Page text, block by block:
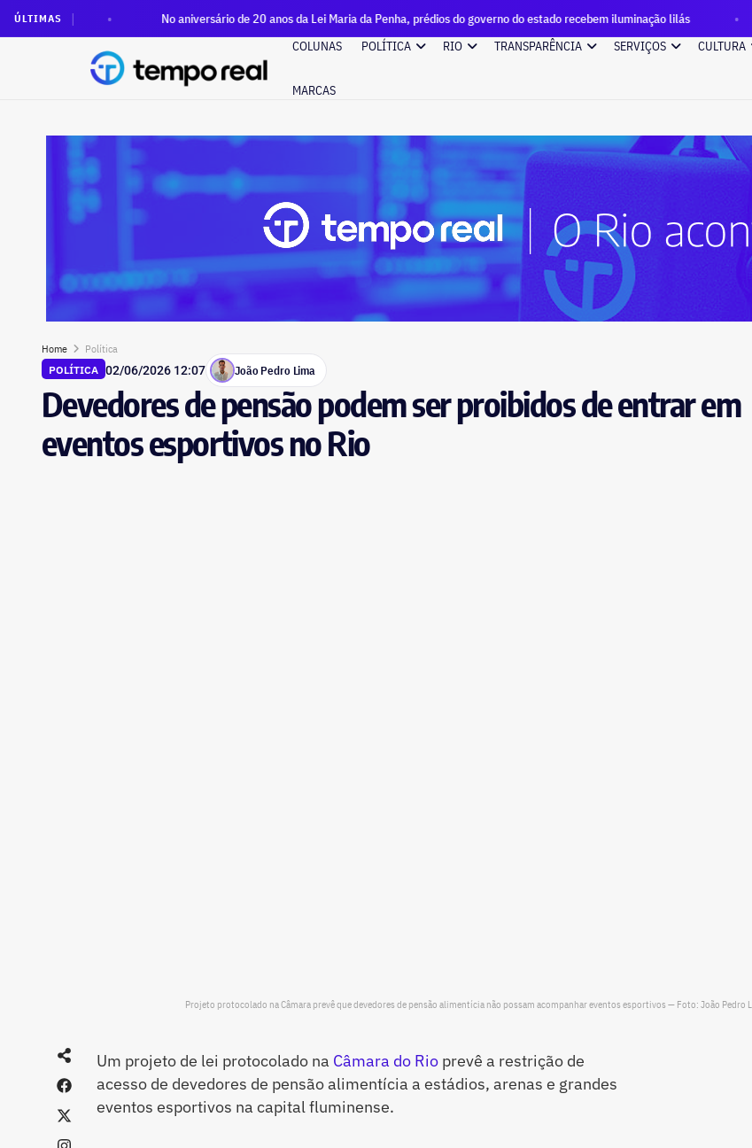
ÚLTIMAS No aniversário de 20 anos da Lei Maria da Penha, prédios do governo do estado recebem iluminação lilás
Rio
COLUNAS
POLÍTICA RIO TRANSPARÊNCIA SERVIÇOS CULTURA
MARCAS
Home
Política
POLÍTICA 02/06/2026 12:07 João Pedro Lima
Devedores de pensão podem ser proibidos de entrar em
eventos esportivos no Rio
Projeto protocolado na Câmara prevê que devedores de pensão alimentícia não possam acompanhar eventos esportivos — Foto: João Pedro
Um projeto de lei protocolado na Câmara do Rioprevê a restrição de
acesso de devedores de pensão alimentícia a estádios, arenas e grandes
eventos esportivos na capital fluminense.